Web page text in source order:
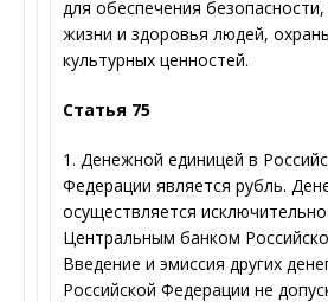
для обеспечения
жизни и здоровья людей,
культурных ценностей.
Статья 75
1. Денежной единицей в
Федерации является рубль.
осуществляется исключительно
Центральным банком
Введение и эмиссия других
Российской Федерации не